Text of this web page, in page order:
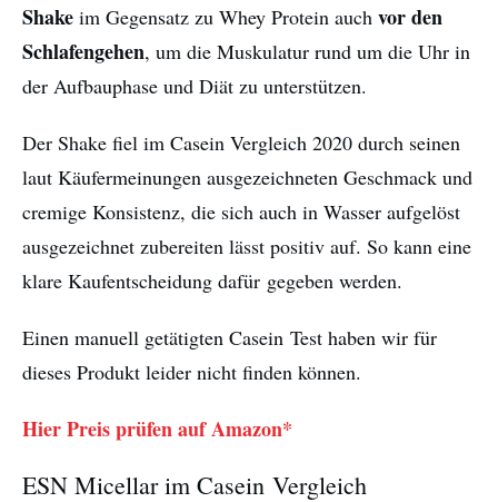
Shake im Gegensatz zu Whey Protein auch vor den
Schlafengehen, um die Muskulatur rund um die Uhr in
der Aufbauphase und Diät zu unterstützen.
Der Shake fiel im Casein Vergleich 2020 durch seinen
laut Käufermeinungen ausgezeichneten Geschmack und
cremige Konsistenz, die sich auch in Wasser aufgelöst
ausgezeichnet zubereiten lässt positiv auf. So kann eine
klare Kaufentscheidung dafür gegeben werden.
Einen manuell getätigten Casein Test haben wir für
dieses Produkt leider nicht finden können.
Hier Preis prüfen auf Amazon*
ESN Micellar im Casein Vergleich